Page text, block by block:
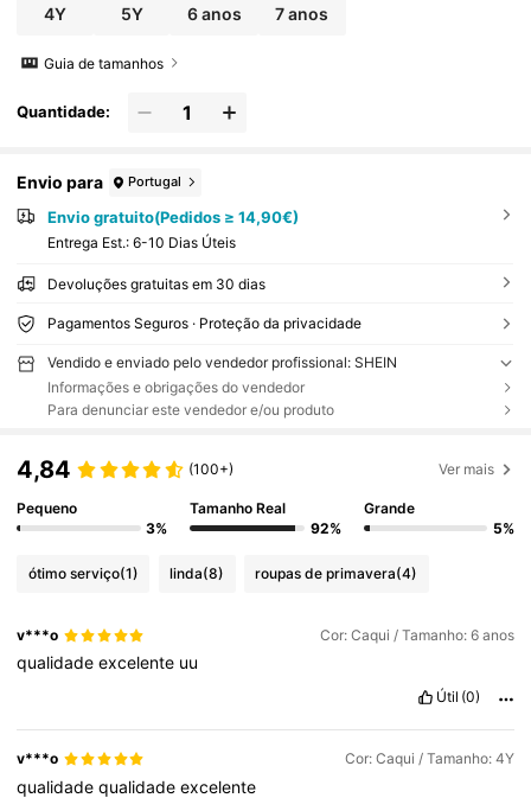
4Y 5Y 6 anos 7 anos
Guia de tamanhos
Quantidade:
Envio para Portugal
Envio gratuito(Pedidos ≥ 14,90€)
Entrega Est.: 6-10 Dias Úteis
Devoluções gratuitas em 30 dias
Pagamentos Seguros · Proteção da privacidade
Vendido e enviado pelo vendedor profissional: SHEIN
Informações e obrigações do vendedor
Para denunciar este vendedor e/ou produto
4,84 (100+) Ver mais
Pequeno
3%
Tamanho Real
92%
Grande
5%
ótimo serviço(1) linda(8) roupas de primavera(4)
v***o Cor: Caqui / Tamanho: 6 anos
qualidadeexcelente uu
Útil (0)
v***o Cor: Caqui / Tamanho: 4Y
qualidadequalidadeexcelente